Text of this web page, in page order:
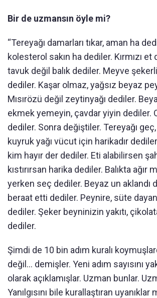
Bir de uzmansın öyle mi?
“Tereyağı damarları tıkar, aman ha
kolesterol sakın ha dediler. Kırmızı et
tavuk değil balık dediler. Meyve
dediler. Kaşar olmaz, yağsız beyaz
Mısırözü değil zeytinyağı dediler.
ekmek yemeyin, çavdar yiyin dediler.
dediler. Sonra değiştiler. Tereyağı
kuyruk yağı vücut için harikadır
kim hayır der dediler. Eti alabilirsen
kıstırırsan harika dediler. Balıkta ağır
yerken seç dediler. Beyaz un aklandı
beraat etti dediler. Peynire, süte
dediler. Şeker beyninizin yakıtı,
dediler.
Şimdi de 10 bin adım kuralı
değil... demişler. Yeni adım sayısını
olarak açıklamışlar. Uzman bunlar.
Yanılgısını bile kurallaştıran uyanıklar